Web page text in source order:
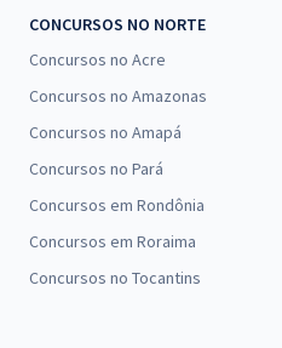
CONCURSOS NO NORTE
Concursos no Acre
Concursos no Amazonas
Concursos no Amapá
Concursos no Pará
Concursos em Rondônia
Concursos em Roraima
Concursos no Tocantins